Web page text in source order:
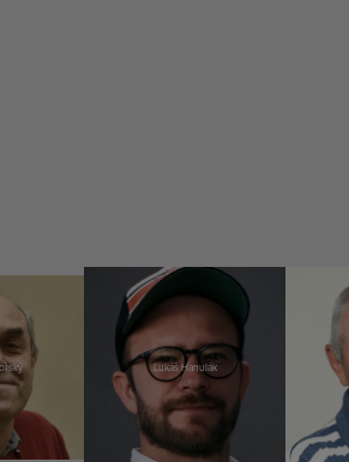
Lukáš Hanulák